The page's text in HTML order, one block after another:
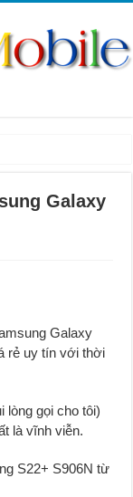
Galaxy
Galaxy
rẻ uy tín với thời
lòng gọi cho tôi)
là vĩnh viễn.
S22+ S906N từ